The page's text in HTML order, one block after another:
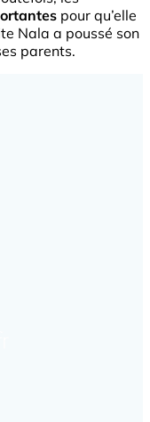
pour qu’elle
Nala a poussé son
parents.